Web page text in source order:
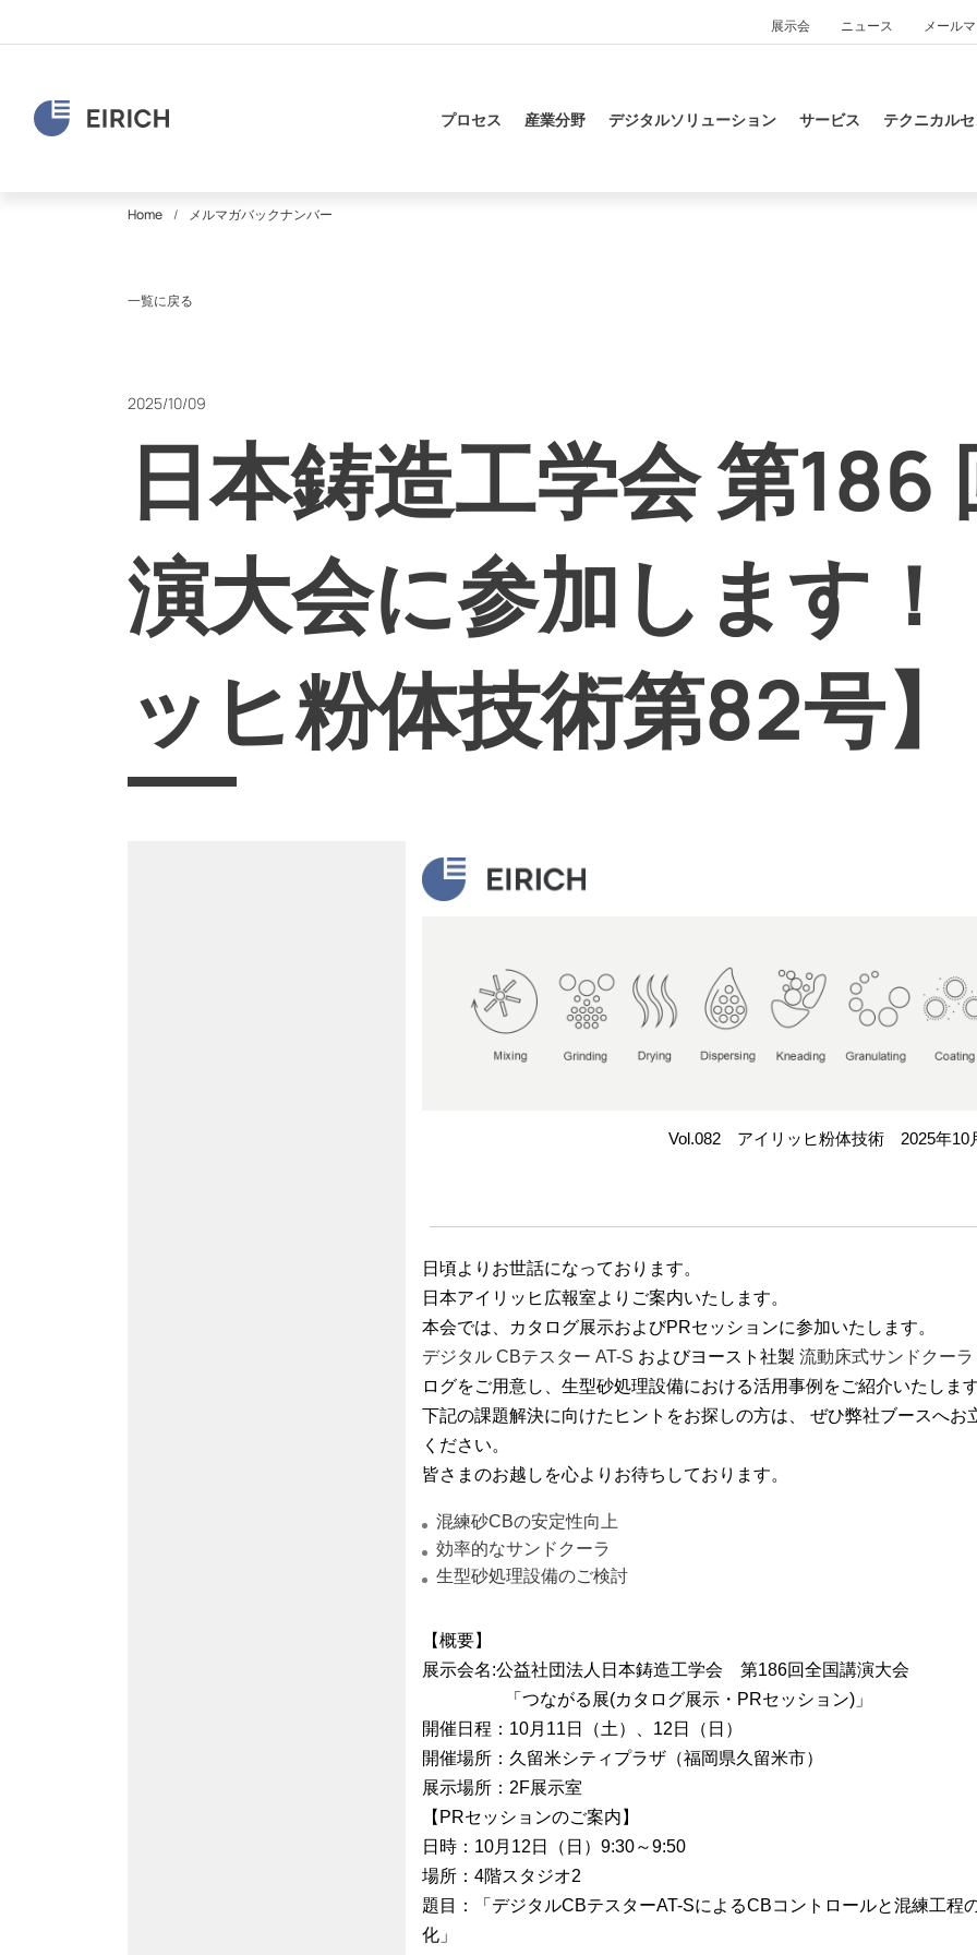
展示会 ニュース メール
プロセス 産業分野 デジタルソリューション サービス テクニカル
Home メルマガバックナンバー
一覧に戻る
2025/10/09
日本鋳造工学会 第186
演大会に参加します
ッヒ粉体技術第82号】
Vol.082 アイリッヒ粉体技術 2025年10
日頃よりお世話になっております。
日本アイリッヒ広報室よりご案内いたします。
本会では、カタログ展示およびPRセッションに参加いたします。
デジタル CBテスター AT-S およびヨースト社製 流動床式サンドクーラ
ログをご用意し、生型砂処理設備における活用事例をご紹介いたしま
下記の課題解決に向けたヒントをお探しの方は、 ぜひ弊社ブースへお
ください。
皆さまのお越しを心よりお待ちしております。
混練砂CBの安定性向上
効率的なサンドクーラ
生型砂処理設備のご検討
【概要】
展⽰会名:公益社団法人日本鋳造工学会 第186回全国講演大会
「つながる展(カタログ展示・PRセッション)」
開催⽇程：10月11日（土）、12日（日）
開催場所：久留米シティプラザ（福岡県久留米市）
展示場所：2F展示室
【PRセッションのご案内】
日時：10月12日（日）9:30～9:50
場所：4階スタジオ2
題目：「デジタルCBテスターAT-SによるCBコントロールと混練工程
化」